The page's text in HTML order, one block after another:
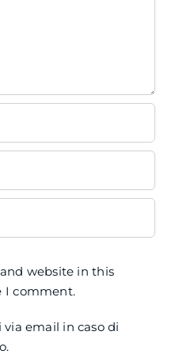
website in this
I comment.
email in caso di